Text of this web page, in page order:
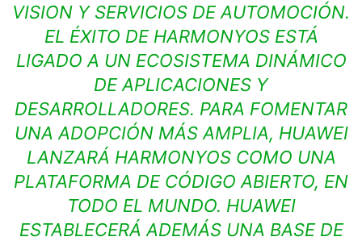
VISION Y SERVICIOS DE AUTOMOCIÓN.
EL ÉXITO DE HARMONYOS ESTÁ
LIGADO A UN ECOSISTEMA DINÁMICO
DE APLICACIONES Y
DESARROLLADORES. PARA FOMENTAR
UNA ADOPCIÓN MÁS AMPLIA, HUAWEI
LANZARÁ HARMONYOS COMO UNA
PLATAFORMA DE CÓDIGO ABIERTO, EN
TODO EL MUNDO. HUAWEI
ESTABLECERÁ ADEMÁS UNA BASE DE